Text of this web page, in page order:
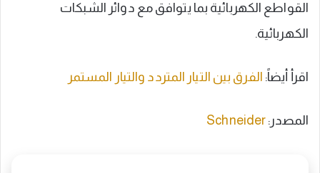
القواطع الكهربائية بما يتوافق مع دوائر الشبكات
الكهربائية.
اقرأ أيضاً: الفرق بين التيار المتردد والتيار المستمر
المصدر: Schneider